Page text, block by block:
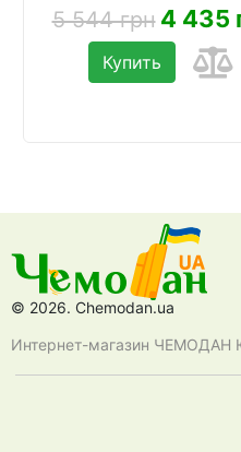
5 544 грн 4 435
Купить
© 2026. Chemodan.ua
Интернет-магазин ЧЕМОДАН